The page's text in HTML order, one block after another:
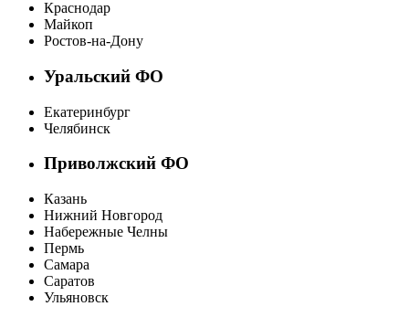
Краснодар
Майкоп
Ростов-на-Дону
Уральский ФО
Екатеринбург
Челябинск
Приволжский ФО
Казань
Нижний Новгород
Набережные Челны
Пермь
Самара
Саратов
Ульяновск